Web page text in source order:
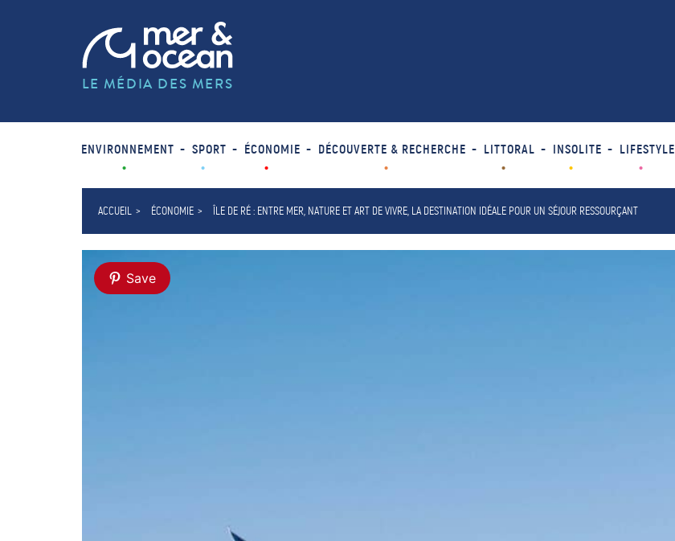
LE MÉDIA DES MERS
ENVIRONNEMENT SPORT ÉCONOMIE DÉCOUVERTE & RECHERCHE LITTORAL INSOLITE LIFESTYLE
ACCUEIL ÉCONOMIE ÎLE DE RÉ : ENTRE MER, NATURE ET ART DE VIVRE, LA DESTINATION IDÉALE POUR UN SÉJOUR RESSOURÇANT
Save